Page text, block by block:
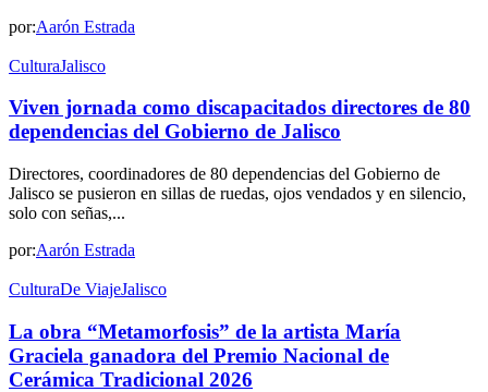
por:Aarón Estrada
CulturaJalisco
Viven jornada como discapacitados directores de 80
dependencias del Gobierno de Jalisco
Directores, coordinadores de 80 dependencias del Gobierno de
Jalisco se pusieron en sillas de ruedas, ojos vendados y en silencio,
solo con señas,...
por:Aarón Estrada
CulturaDe ViajeJalisco
La obra “Metamorfosis” de la artista María
Graciela ganadora del Premio Nacional de
Cerámica Tradicional 2026